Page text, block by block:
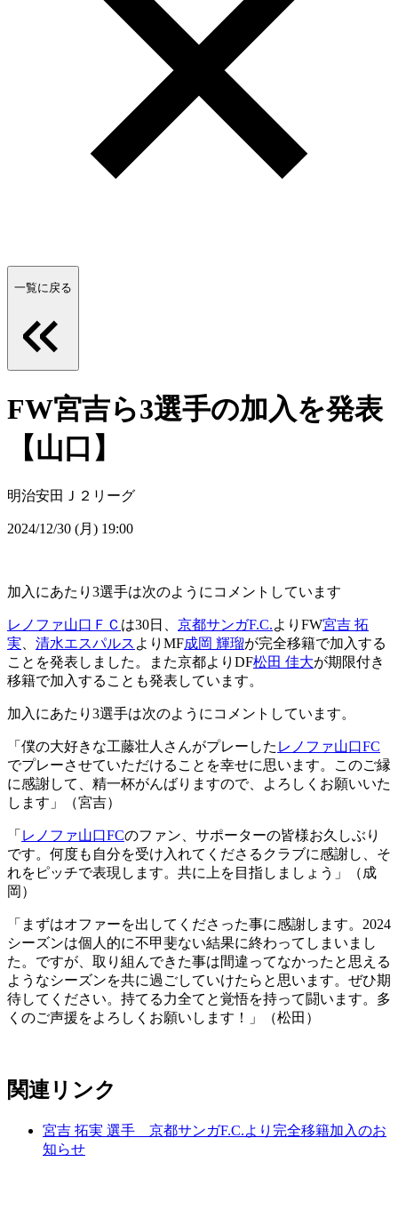
一覧に戻る
FW宮吉ら3選手の加入を発表
【山口】
明治安田Ｊ２リーグ
2024/12/30 (月) 19:00
加入にあたり3選手は次のようにコメントしています
レノファ山口ＦＣ は30日、 京都サンガF.C.よりFW宮吉 拓
実
清水エスパルス よりMF成岡 輝瑠が完全移籍で加入する
ことを発表しました。また京都よりDF松田 佳大が期限付き
移籍で加入することも発表しています。
加入にあたり3選手は次のようにコメントしています。
「僕の大好きな工藤壮人さんがプレーした レノファ山口FC
でプレーさせていただけることを幸せに思います。このご縁
に感謝して、精一杯がんばりますので、よろしくお願いいた
します」（宮吉）
「 レノファ山口FCのファン、サポーターの皆様お久しぶり
です。何度も自分を受け入れてくださるクラブに感謝し、そ
れをピッチで表現します。共に上を目指しましょう」（成
岡）
「まずはオファーを出してくださった事に感謝します。2024
シーズンは個人的に不甲斐ない結果に終わってしまいまし
た。ですが、取り組んできた事は間違ってなかったと思える
ようなシーズンを共に過ごしていけたらと思います。ぜひ期
待してください。持てる力全てと覚悟を持って闘います。多
くのご声援をよろしくお願いします！」（松田）
関連リンク
宮吉 拓実 選手 京都サンガF.C.より完全移籍加入のお
知らせ